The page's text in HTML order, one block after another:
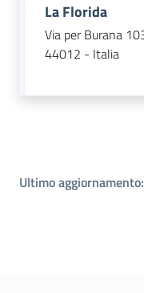
Novità
Piani programmi
La Florida
Via per Burana
44012 - Italia
Ultimo aggiornamento: